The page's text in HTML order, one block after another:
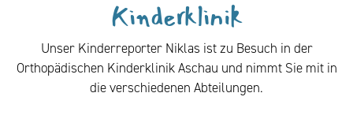
Kinderklinik
Unser Kinderreporter Niklas ist zu Besuch in der
Orthopädischen Kinderklinik Aschau und nimmt Sie mit in
die verschiedenen Abteilungen.